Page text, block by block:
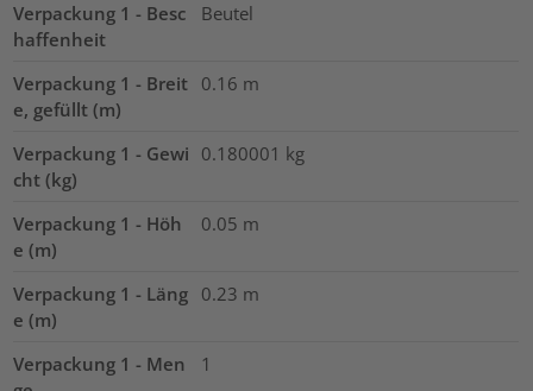
Verpackung 1 - Besc
haffenheit
Beutel
Verpackung 1 - Breit
e, gefüllt (m)
0.16 m
Verpackung 1 - Gewi
cht (kg)
0.180001 kg
Verpackung 1 - Höh
e (m)
0.05 m
Verpackung 1 - Läng
e (m)
0.23 m
Verpackung 1 - Men
1